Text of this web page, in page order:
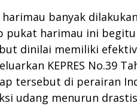
banyak
pukat harimau ini
dinilai memiliki
KEPRES No.39
tersebut di perairan
udang menurun